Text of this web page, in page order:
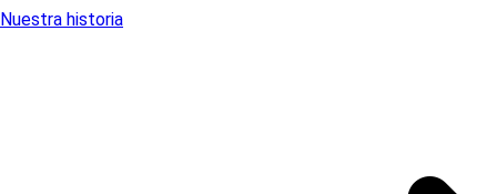
Nuestra historia